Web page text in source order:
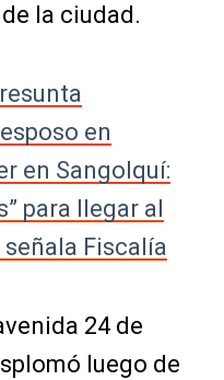
la ciudad.
en
en Sangolquí:
para llegar al
Fiscalía
24 de
luego de